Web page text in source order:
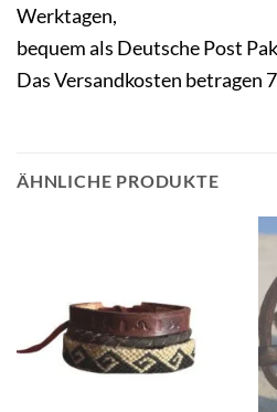
Werktagen,
bequem als Deutsche Post
Das Versandkosten betragen
ÄHNLICHE PRODUKTE